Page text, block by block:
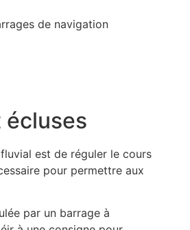
de navigation
écluses
est de réguler le cours
pour permettre aux
par un barrage à